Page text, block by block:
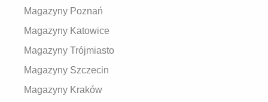
Magazyny Poznań
Magazyny Katowice
Magazyny Trójmiasto
Magazyny Szczecin
Magazyny Kraków